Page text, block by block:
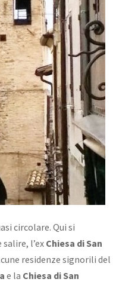
circolare. Qui si
l’exChiesa di San
residenze signorili del
e la Chiesa di San